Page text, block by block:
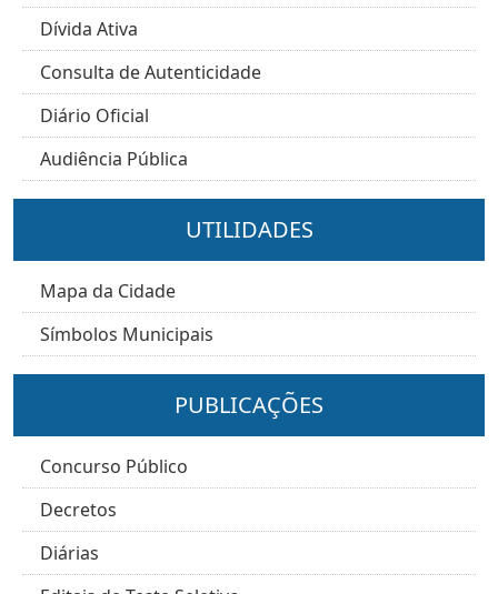
Dívida Ativa
Consulta de Autenticidade
Diário Oficial
Audiência Pública
UTILIDADES
Mapa da Cidade
Símbolos Municipais
PUBLICAÇÕES
Concurso Público
Decretos
Diárias